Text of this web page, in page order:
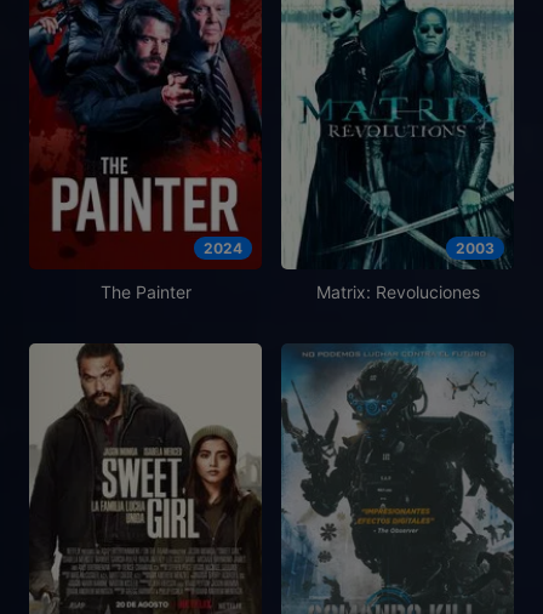
2024
The Painter
2003
Matrix: Revoluciones